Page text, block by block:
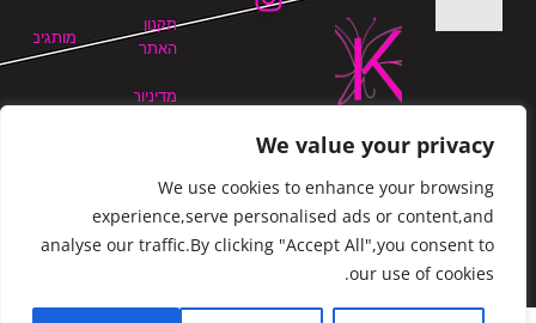
We value your privacy
We use cookies to enhance your browsing
experience,serve personalised ads or content,and
analyse our traffic.By clicking "Accept All",you consent to
our use of cookies.
תקנון
האתר
מדיניות
בלוג
מותגים